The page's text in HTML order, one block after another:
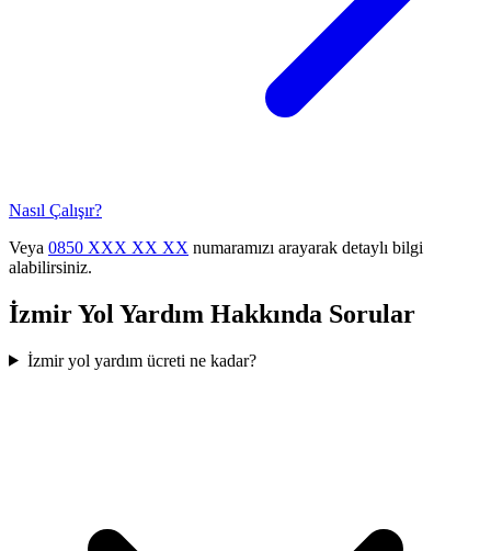
Nasıl Çalışır?
Veya 0850 XXX XX XX numaramızı arayarak detaylı bilgi
alabilirsiniz.
İzmirYol Yardım Hakkında Sorular
İzmir yol yardım ücreti ne kadar?